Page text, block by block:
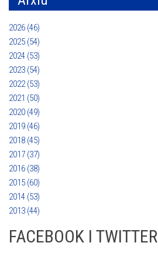
2026 (46)
2025 (54)
2024 (53)
2023 (54)
2022 (53)
2021 (50)
2020 (49)
2019 (46)
2018 (45)
2017 (37)
2016 (38)
2015 (60)
2014 (53)
2013 (44)
FACEBOOK I TWITTER